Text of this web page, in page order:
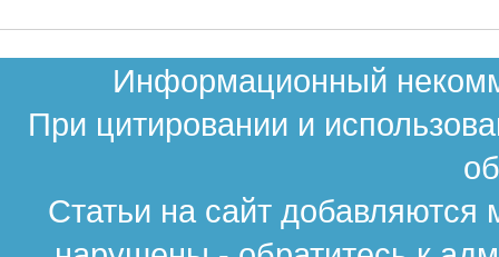
Информационный
При цитировании и
Статьи на сайт